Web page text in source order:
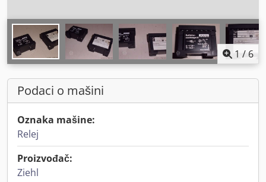
1 /6
Podaci o mašini
Oznaka mašine:
Relej
Proizvođač:
Ziehl